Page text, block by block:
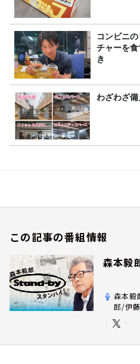
コンビニ
チャーを
き
わざわざ備
この記事の番組情報
森本毅
森本毅
郎/伊